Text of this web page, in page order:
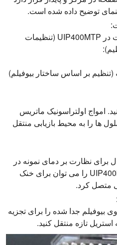
توضیح داده شده است.
تنظیم پارامترهای فراصوت در UIP400MTP (تنظیمات
1-3 دقیقه (تنظیم بر اساس ساختار بیوفیلم)
امواج اولتراسونیک ماتریس
ها را به محیط بازیابی منتقل
برای نظارت بر دمای نمونه در
چاه ها استفاده کنید. UIP400MTP را می توان برای خنک
متصل کرد.
بیوفیلم جدا شده را برای تجزیه
تازه منتقل کنید.